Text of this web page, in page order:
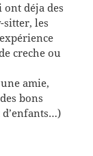
déja des
sitter, les
creche ou
amie,
bons
une bonne